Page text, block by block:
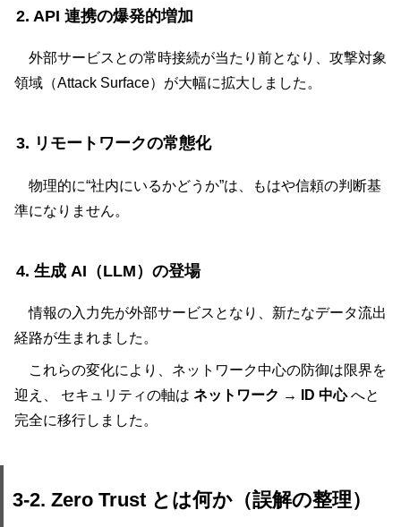
2. API 連携の爆発的増加
外部サービスとの常時接続が当たり前となり、攻撃対象
領域（Attack Surface）が大幅に拡大しました。
3. リモートワークの常態化
物理的に“社内にいるかどうか”は、もはや信頼の判断基
準になりません。
4. 生成 AI（LLM）の登場
情報の入力先が外部サービスとなり、新たなデータ流出
経路が生まれました。
これらの変化により、ネットワーク中心の防御は限界を
迎え、 セキュリティの軸は ネットワーク → ID 中心へと
完全に移行しました。
3-2. Zero Trust とは何か（誤解の整理）